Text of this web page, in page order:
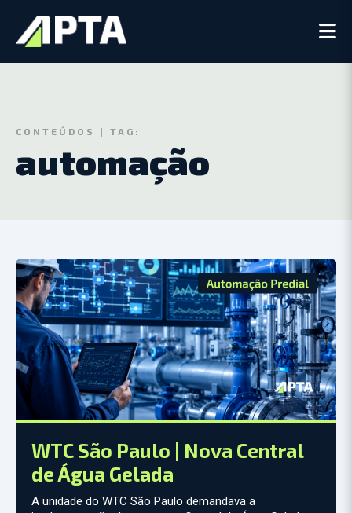
CONTEÚDOS | TAG:
automação
WTC São Paulo | Nova Central
de Água Gelada
A unidade do WTC São Paulo demandava a